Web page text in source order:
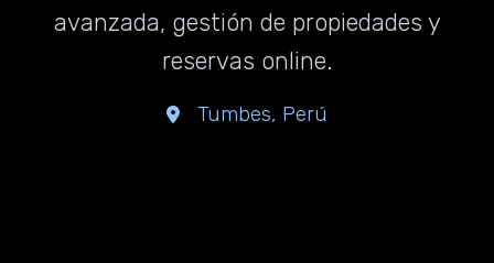
avanzada, gestión de propiedades y
reservas online.
Tumbes, Perú